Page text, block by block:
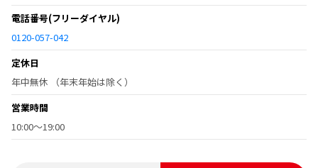
電話番号(フリーダイヤル)
0120-057-042
定休日
年中無休 （年末年始は除く）
営業時間
10:00～19:00